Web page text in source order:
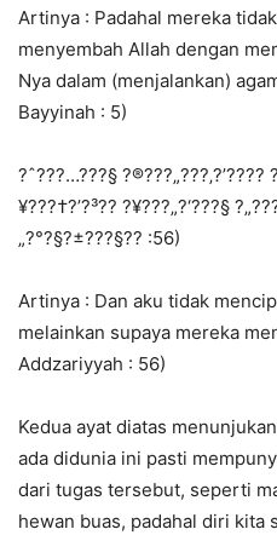
Artinya : Padahal mereka
menyembah Allah dengan
Nya dalam (menjalankan)
Bayyinah : 5)
?ˆ???…???§ ?®???„???‚?’????
¥???†?’?³?? ?¥???„?‘???§
„?°?§?±???§?? :56)
Artinya : Dan aku tidak
melainkan supaya mereka
Addzariyyah : 56)
Kedua ayat diatas
ada didunia ini pasti
dari tugas tersebut, seperti
hewan buas, padahal diri kita